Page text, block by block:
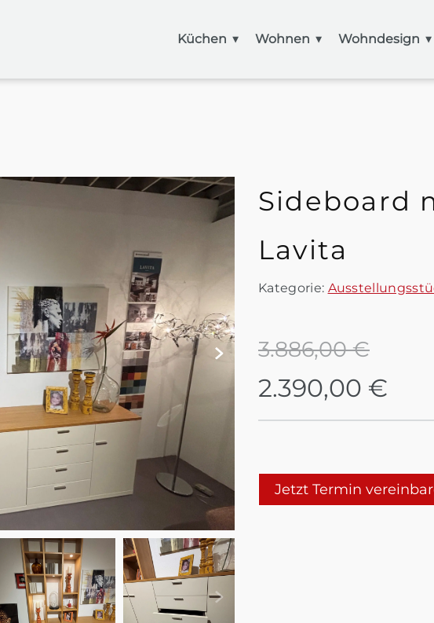
Küchen Wohnen Wohndesign
Sideboard
Lavita
Kategorie:
3.886,00 €
2.390,00 €
Jetzt Termin